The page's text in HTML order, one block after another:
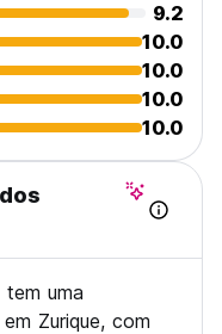
9.2
10.0
10.0
10.0
10.0
uma
Zurique, com